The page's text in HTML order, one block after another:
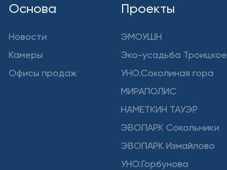
Основа
Новости
Камеры
Офисы продаж
Проекты
ЭМОУШН
Эко-усадьба Троицкое
УНО.Соколиная гора
МИРАПОЛИС
НАМЕТКИН ТАУЭР
ЭВОПАРК Сокольники
ЭВОПАРК Измайлово
УНО.Горбунова